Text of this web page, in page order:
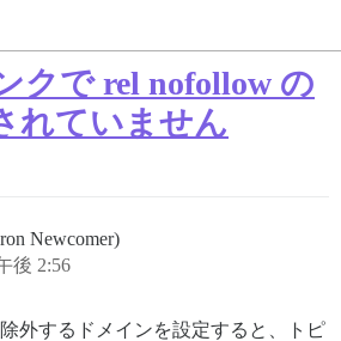
クで rel nofollow の
れていません
Newcomer)
後 2:56
外するドメインを設定すると、トピ